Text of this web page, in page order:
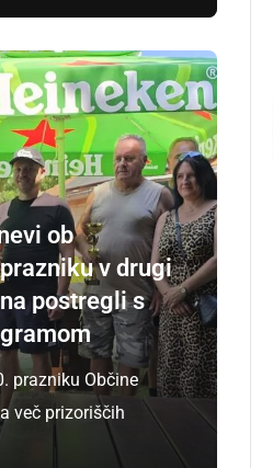
ob
v drugi
postregli s
prazniku Občine
več prizoriščih